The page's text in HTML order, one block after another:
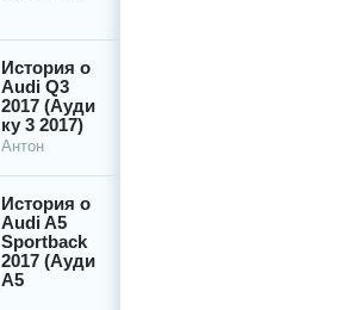
История о
Audi Q3
2017 (Ауди
ку 3 2017)
Антон
История о
Audi A5
Sportback
2017 (Ауди
А5